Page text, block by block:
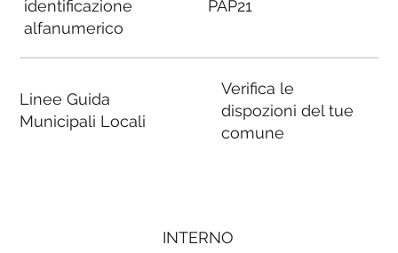
identificazione
alfanumerico
Linee Guida
Municipali Locali
PAP21
Verifica le
dispozioni del tue
comune
INTERNO